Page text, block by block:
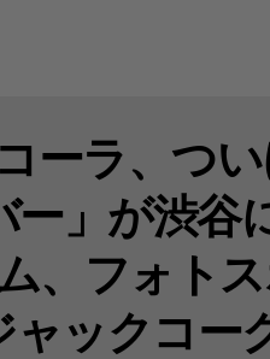
ーラ、つ
」が渋
、フォト
ックコー